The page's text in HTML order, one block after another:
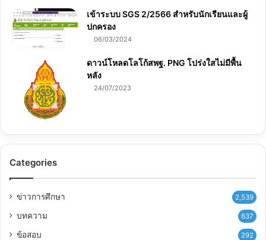
เข้าระบบ SGS 2/2566 สำหรับนักเรียนและผู้
ปกครอง
06/03/2024
ดาวน์โหลดโลโก้สพฐ. PNG โปร่งใสไม่มีพื้น
หลัง
24/07/2023
Categories
ข่าวการศึกษา 2,539
บทความ 637
ข้อสอบ 292